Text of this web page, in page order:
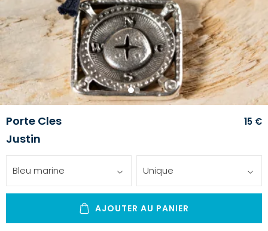
1 2
Porte Cles
Justin
15 €
Bleu marine Unique
AJOUTER AU PANIER